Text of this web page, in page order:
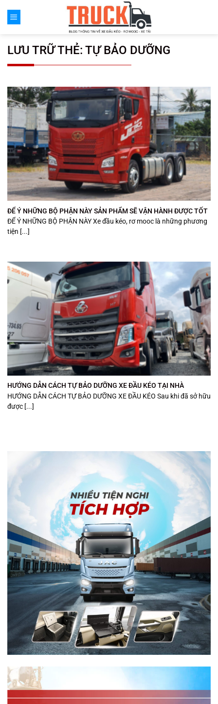
đến
LƯU TRỮ THẺ: TỰ BẢO DƯỠNG
ĐỂ Ý NHỮNG BỘ PHẬN NÀY SẢN PHẨM SẼ VẬN HÀNH ĐƯỢC TỐT
ĐỂ Ý NHỮNG BỘ PHẬN NÀY Xe đầu kéo, rơ mooc là những phương
tiện [...]
HƯỚNG DẪN CÁCH TỰ BẢO DƯỠNG XE ĐẦU KÉO TẠI NHÀ
HƯỚNG DẪN CÁCH TỰ BẢO DƯỠNG XE ĐẦU KÉO Sau khi đã sở hữu
được [...]